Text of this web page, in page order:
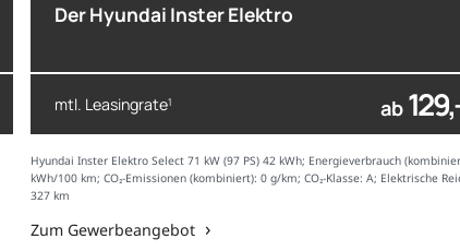
Der Hyundai Inster Elektro
mtl. Leasingrate1 ab
Hyundai Inster Elektro Select 71 kW (97 PS) 42 kWh; Energieverbrauch
kWh/100 km; CO₂-Emissionen (kombiniert): 0 g/km; CO₂-Klasse: A; Elektrische
327 km
Zum Gewerbeangebot